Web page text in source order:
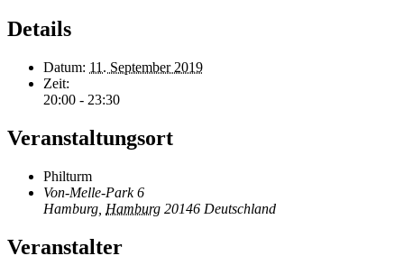
Details
Datum: 11. September 2019
Zeit:
20:00 - 23:30
Veranstaltungsort
Philturm
Von-Melle-Park 6
Hamburg Hamburg 20146 Deutschland
Veranstalter